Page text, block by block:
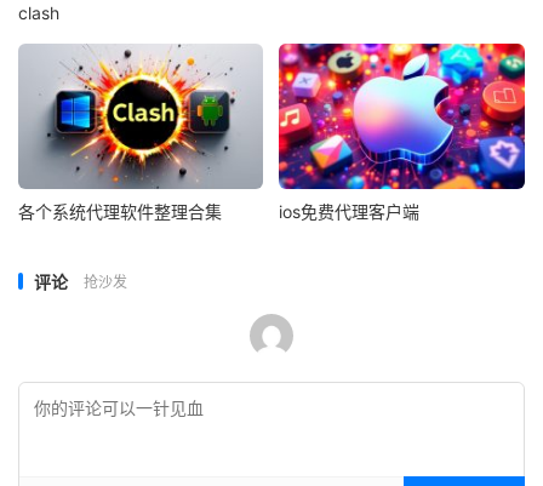
clash
各个系统代理软件整理合集 ios免费代理客户端
评论 抢沙发